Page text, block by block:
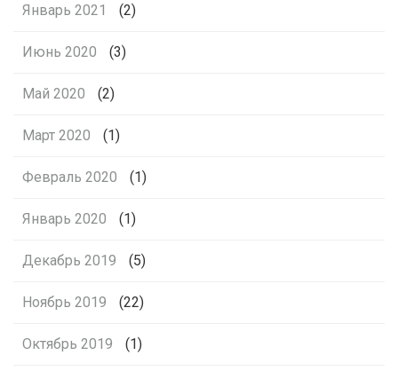
Январь 2021 (2)
Июнь 2020 (3)
Май 2020 (2)
Март 2020 (1)
Февраль 2020 (1)
Январь 2020 (1)
Декабрь 2019 (5)
Ноябрь 2019 (22)
Октябрь 2019 (1)